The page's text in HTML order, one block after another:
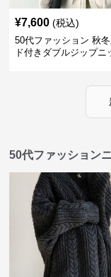
¥7,600 (税込)
50代ファッション 秋
ド付きダブルジップニ
50代ファッション